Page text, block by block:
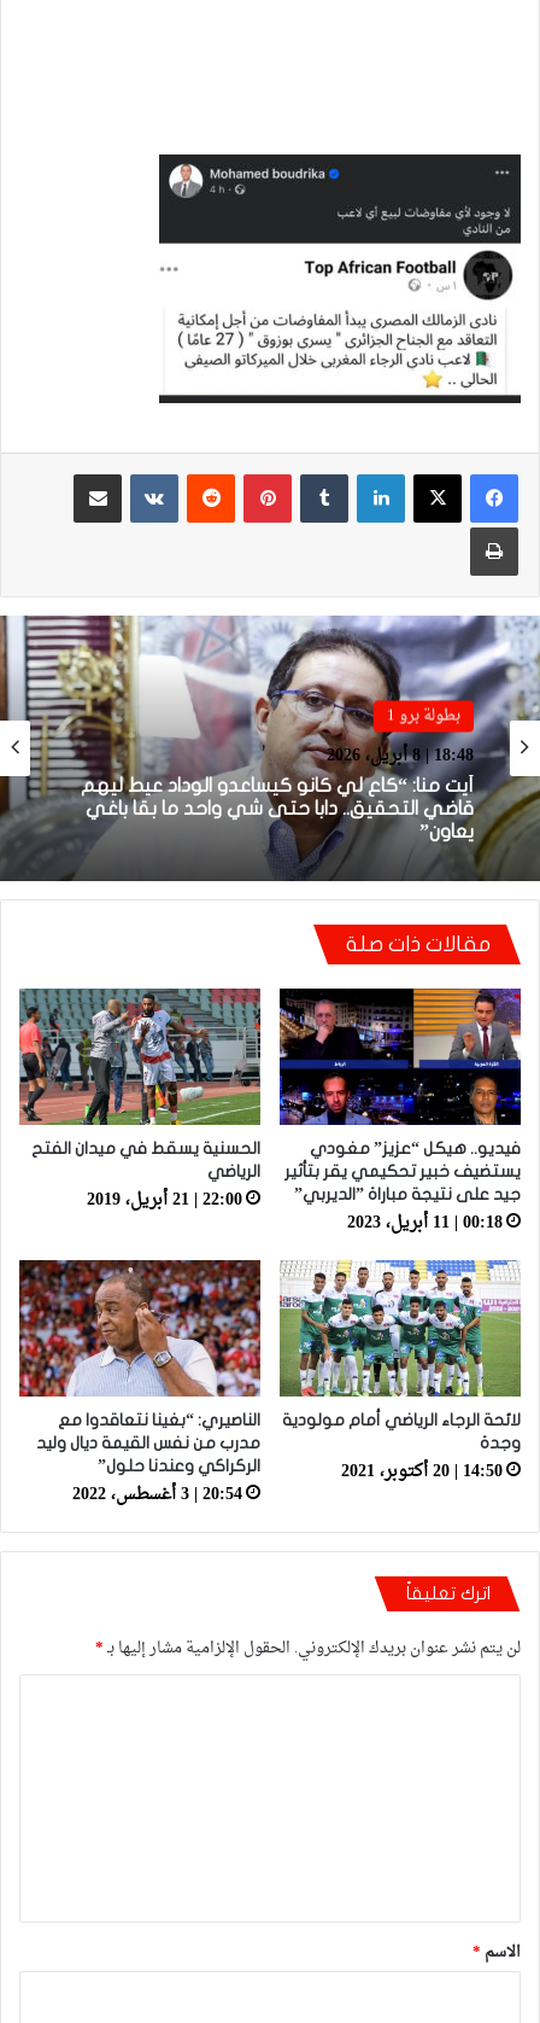
لينكدإن بينتيريست
مشاركة عبر البريد
طباعة
بطولة برو 1
18:48 | 8 أبريل، 2026
أيت منا: “كاع لي كانو كيساعدو الوداد عيط ليهم
قاضي التحقيق.. دابا حتى شي واحد ما بقا باغي
بطولة برو 1
22:23 | 6 أبريل، 2026
تعادل جديد أمام الدفاع الحسني الجديدي
مقالات ذات صلة
فيديو.. هيكل “عزيز” مغودي
يستضيف خبير تحكيمي يقر بتأثير
جيد على نتيجة مباراة ”الديربي”
00:18 | 11 أبريل، 2023
الحسنية يسقط في ميدان الفتح
الرياضي
22:00 | 21 أبريل، 2019
لائحة الرجاء الرياضي أمام مولودية
وجدة
14:50 | 20 أكتوبر، 2021
الناصيري: “بغينا نتعاقدوا مع
مدرب من نفس القيمة ديال وليد
الركراكي وعندنا حلول”
20:54 | 3 أغسطس، 2022
اترك تعليقاً
لن يتم نشر عنوان بريدك الإلكتروني. الحقول الإلزامية مشار إليها بـ*
*
الاسم *